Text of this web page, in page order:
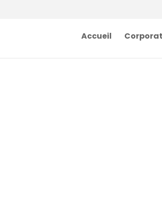
Accueil